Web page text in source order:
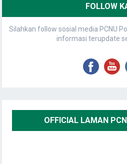
FOLLOW
Silahkan follow sosial media PCNU
informasi terupdate
OFFICIAL LAMAN